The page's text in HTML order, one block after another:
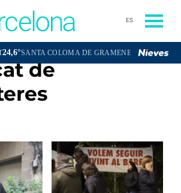
ES
SANTA COLOMA DE GRAMENET24,0° CORNELLÀ
de